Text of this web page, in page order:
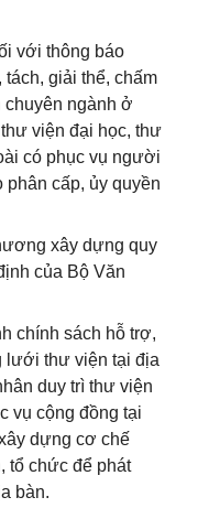
với thông báo
giải thể, chấm
ngành ở
viện đại học, thư
có phục vụ người
phân cấp, ủy quyền
xây dựng quy
của Bộ Văn
chính sách hỗ trợ,
lưới thư viện tại địa
duy trì thư viện
vụ cộng đồng tại
dựng cơ chế
tổ chức để phát
bàn.